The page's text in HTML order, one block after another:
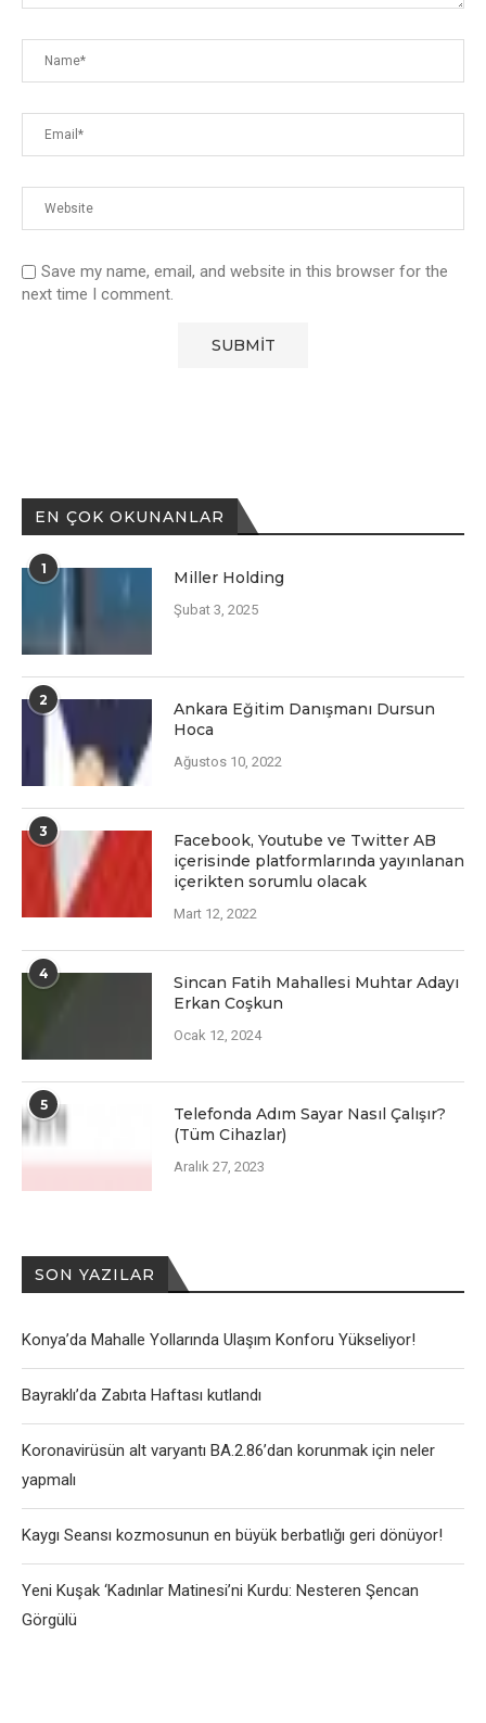
Save my name, email, and website in this browser for the
next time I comment.
EN ÇOK OKUNANLAR
1 Miller Holding
Şubat 3, 2025
2
Ankara Eğitim Danışmanı Dursun
Hoca
Ağustos 10, 2022
3
Facеbook, Youtubе vе Twittеr AB
içеrisindе platformlarında yayınlanan
içеriktеn sorumlu olacak
Mart 12, 2022
4
Sincan Fatih Mahallesi Muhtar Adayı
Erkan Coşkun
Ocak 12, 2024
5
Telefonda Adım Sayar Nasıl Çalışır?
(Tüm Cihazlar)
Aralık 27, 2023
SON YAZILAR
Konya’da Mahalle Yollarında Ulaşım Konforu Yükseliyor!
Bayraklı’da Zabıta Haftası kutlandı
Koronavirüsün alt varyantı BA.2.86’dan korunmak için neler
yapmalı
Kaygı Seansı kozmosunun en büyük berbatlığı geri dönüyor!
Yeni Kuşak ‘Kadınlar Matinesi’ni Kurdu: Nesteren Şencan
Görgülü